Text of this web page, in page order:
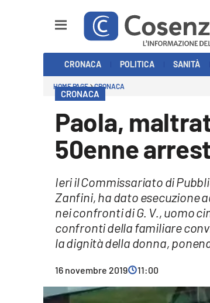
Economia e Lavoro
CRONACA POLITICA SANITÀ
HOME PAGE CRONACA
CRONACA
Paola,
50enne
Ieri il Commissariato di
Zanfini, ha dato esecuzione
nei confronti di G. V., uomo
confronti della familiare
la dignità della donna,
16 novembre 2019 11:00